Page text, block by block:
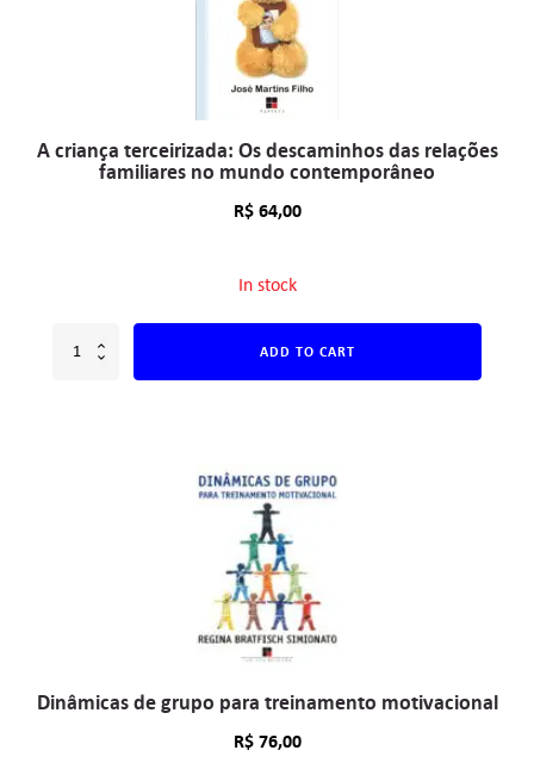
A criança terceirizada: Os descaminhos das relações
familiares no mundo contemporâneo
R$64,00
In stock
ADD TO CART
Dinâmicas de grupo para treinamento motivacional
R$76,00